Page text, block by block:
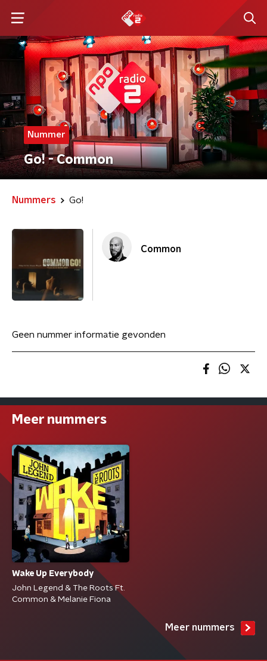
Nummer
Go! - Common
Nummers Go!
Common
Geen nummer informatie gevonden
Meer nummers
Wake Up Everybody
John Legend & The Roots Ft.
Common & Melanie Fiona
Meer nummers